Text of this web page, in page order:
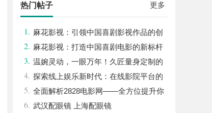
更多
热门帖子
1. 麻花影视：引领中国喜剧影视作品的创
新与发展之路
2. 麻花影视：打造中国喜剧电影的新标杆
与文化现象
3. 温婉灵动，一眼万年！久匠量身定制的
眉眼唇，才是你整张脸的点睛之笔！淡颜系
女生的气质加分项
4. 探索线上娱乐新时代：在线影院平台的
魅力与未来发展趋势
5. 全面解析2828电影网——全方位提升你
的观影体验平台
6. 武汉配眼镜 上海配眼镜